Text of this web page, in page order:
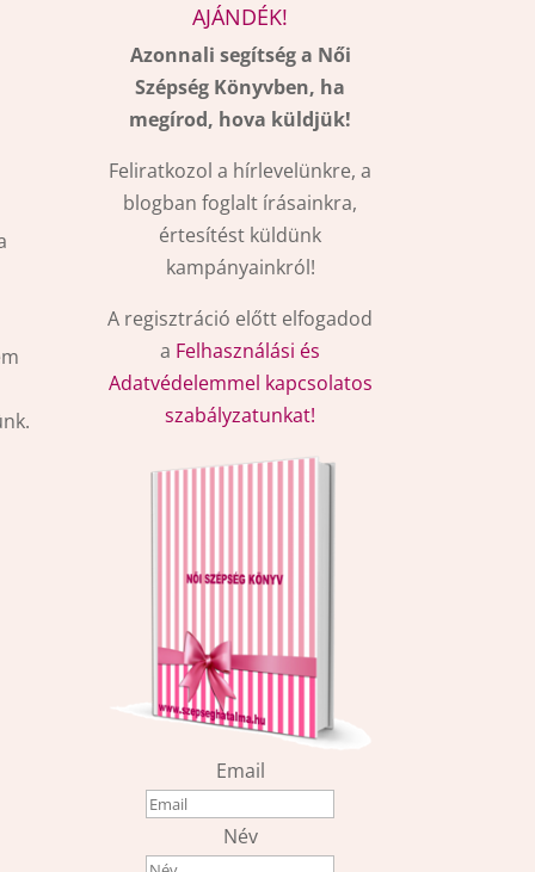
AJÁNDÉK!
Azonnali segítség a Női
Szépség Könyvben, ha
megírod, hova küldjük!
Feliratkozol a hírlevelünkre, a
blogban foglalt írásainkra,
értesítést küldünk
kampányainkról!
A regisztráció előtt elfogadod
a Felhasználási és
Adatvédelemmel kapcsolatos
szabályzatunkat!
Email
Név